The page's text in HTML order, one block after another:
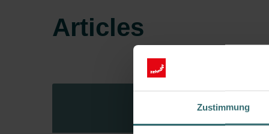
Zustimmung
Articles